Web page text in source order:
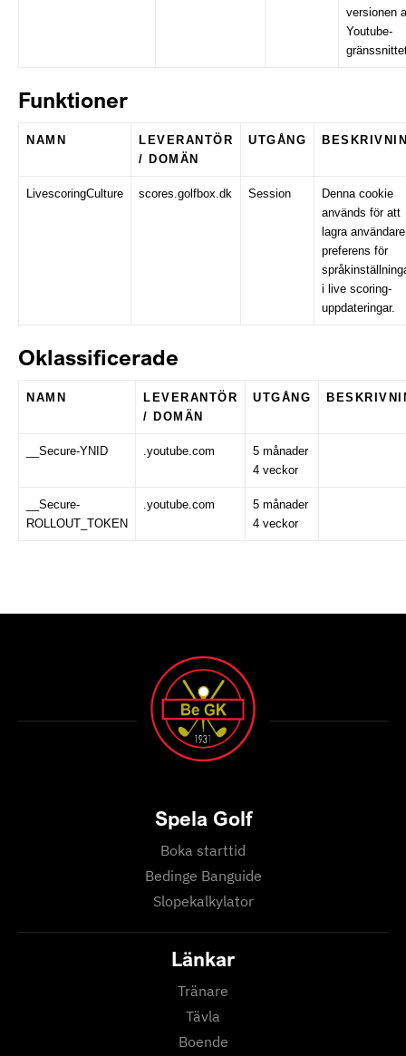
versionen
Youtube-
Funktioner
NAMN
LEVERANTÖR
/ DOMÄN
UTGÅNG
LivescoringCulture scores.golfbox.dk Session
Denna cookie
används för att
lagra
preferens för
i live scoring-
uppdateringar.
Oklassificerade
NAMN
LEVERANTÖR
/ DOMÄN
UTGÅNG
__Secure-YNID .youtube.com
5 månader
4 veckor
__Secure-
ROLLOUT_TOKEN
.youtube.com
5 månader
4 veckor
Spela Golf
Boka starttid
Bedinge Banguide
Slopekalkylator
Länkar
Tränare
Tävla
Boende